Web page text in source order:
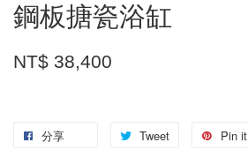
鋼板搪瓷浴缸
NT$ 38,400
分享 Tweet Pin it